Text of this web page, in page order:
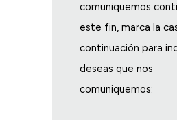
comuniquemos
este fin, marca la
continuación para
deseas que nos
comuniquemos: